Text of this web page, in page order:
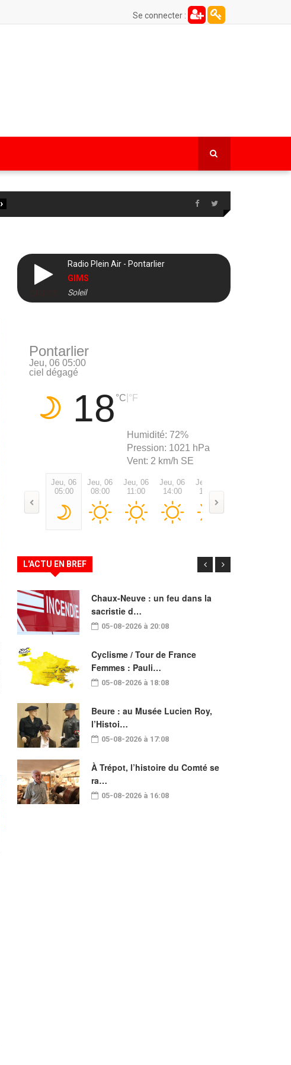
Se connecter :
›
Radio Plein Air - Pontarlier
GIMS
Soleil
Pontarlier
Jeu, 06 05:00
ciel dégagé
18 °C °F
Humidité: 72%
Pression: 1021 hPa
Vent: 2 km/h SE
Jeu, 06
05:00
Jeu, 06
08:00
Jeu, 06
11:00
Jeu, 06
14:00
Jeu, 06
17:00
L'ACTU EN BREF
Chaux-Neuve : un feu dans la
sacristie d…
05-08-2026 à 20:08
Cyclisme / Tour de France
Femmes : Pauli…
05-08-2026 à 18:08
Beure : au Musée Lucien Roy,
l’Histoi…
05-08-2026 à 17:08
À Trépot, l’histoire du Comté se
ra…
05-08-2026 à 16:08